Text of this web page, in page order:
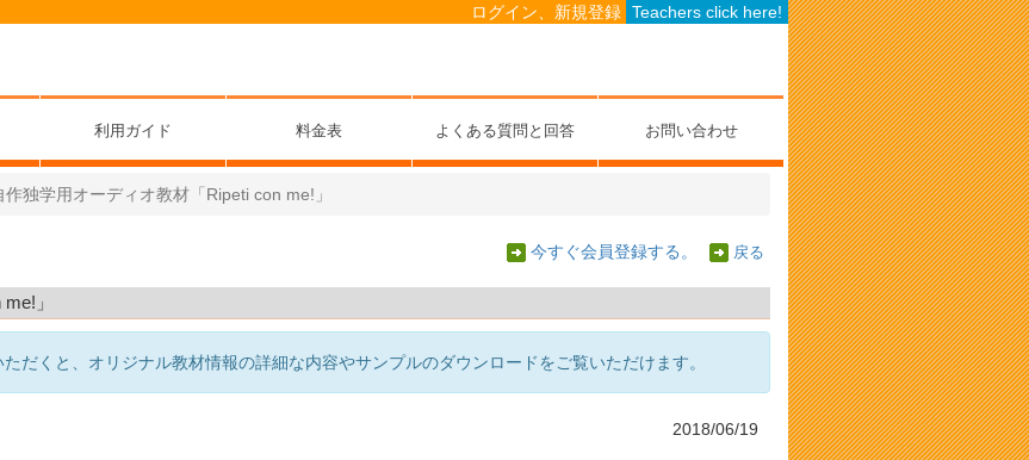
ログイン、新規登録 Teachers click here!
利用ガイド 料金表 よくある質問と回答 お問い合わせ
作独学用オーディオ教材「Ripeti con me!」
今すぐ会員登録する。 戻る
」
だくと、オリジナル教材情報の詳細な内容やサンプルのダウンロードをご覧いただけます。
2018/06/19